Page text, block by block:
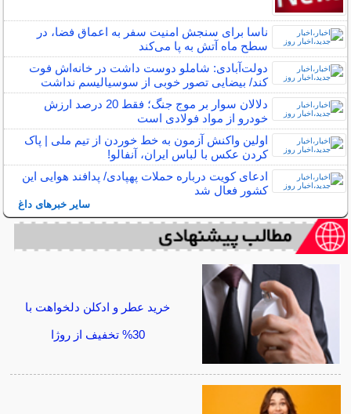
ناسا برای سنجش امنیت سفر به اعماق فضا، در
سطح ماه آتش به پا می‌کند
دولت‌آبادی: شاملو دوست داشت در خانه‌اش فوت
کند/ بیضایی تصور خوبی از سوسیالیسم نداشت
دلالان سوار بر موج جنگ؛ فقط 20 درصد ارزش
خودرو از مواد فولادی است
اولین واکنش آزمون به خط خوردن از تیم ملی | پاک
کردن عکس با لباس ایران، آنفالو!
ادعای کویت درباره حملات پهپادی/ پدافند هوایی این
کشور فعال شد
سایر خبرهای داغ
خرید عطر و ادکلن دلخواهت با
30% تخفیف از روژا